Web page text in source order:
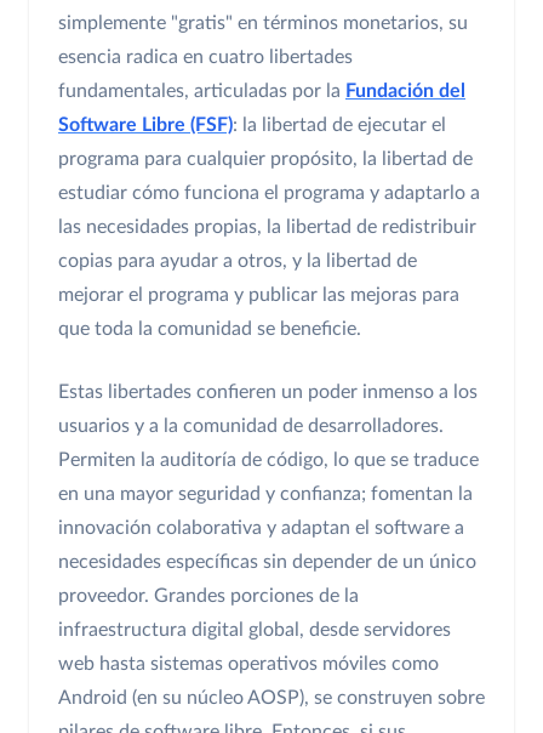
simplemente "gratis" en términos monetarios, su
esencia radica en cuatro libertades
fundamentales, articuladas por la Fundación del
Software Libre (FSF): la libertad de ejecutar el
programa para cualquier propósito, la libertad de
estudiar cómo funciona el programa y adaptarlo a
las necesidades propias, la libertad de redistribuir
copias para ayudar a otros, y la libertad de
mejorar el programa y publicar las mejoras para
que toda la comunidad se beneficie.
Estas libertades confieren un poder inmenso a los
usuarios y a la comunidad de desarrolladores.
Permiten la auditoría de código, lo que se traduce
en una mayor seguridad y confianza; fomentan la
innovación colaborativa y adaptan el software a
necesidades específicas sin depender de un único
proveedor. Grandes porciones de la
infraestructura digital global, desde servidores
web hasta sistemas operativos móviles como
Android (en su núcleo AOSP), se construyen sobre